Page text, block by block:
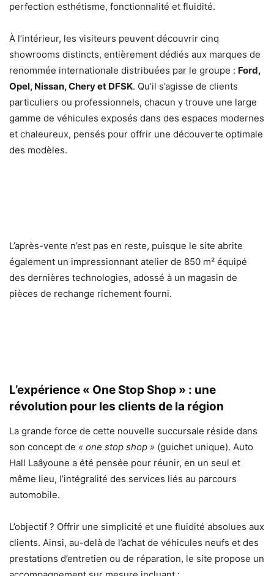
perfection esthétisme, fonctionnalité et fluidité.
À l’intérieur, les visiteurs peuvent découvrir cinq
showrooms distincts, entièrement dédiés aux marques de
renommée internationale distribuées par le groupe : Ford,
Opel, Nissan, Chery et DFSK. Qu’il s’agisse de clients
particuliers ou professionnels, chacun y trouve une large
gamme de véhicules exposés dans des espaces modernes
et chaleureux, pensés pour offrir une découverte optimale
des modèles.
L’après-vente n’est pas en reste, puisque le site abrite
également un impressionnant atelier de 850 m² équipé
des dernières technologies, adossé à un magasin de
pièces de rechange richement fourni.
L’expérience « One Stop Shop » : une
révolution pour les clients de la région
La grande force de cette nouvelle succursale réside dans
son concept de « one stop shop » (guichet unique). Auto
Hall Laâyoune a été pensée pour réunir, en un seul et
même lieu, l’intégralité des services liés au parcours
automobile.
L’objectif ? Offrir une simplicité et une fluidité absolues aux
clients. Ainsi, au-delà de l’achat de véhicules neufs et des
prestations d’entretien ou de réparation, le site propose un